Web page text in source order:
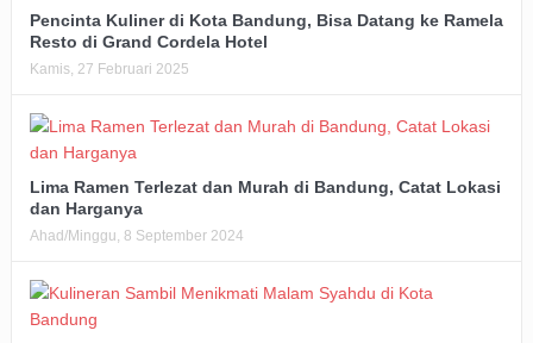
Pencinta Kuliner di Kota Bandung, Bisa Datang ke Ramela
Resto di Grand Cordela Hotel
Kamis, 27 Februari 2025
Lima Ramen Terlezat dan Murah di Bandung, Catat Lokasi
dan Harganya
Ahad/Minggu, 8 September 2024